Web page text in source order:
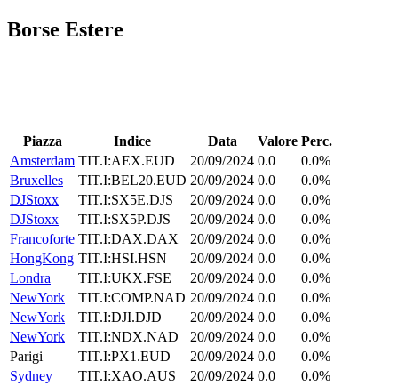
Borse Estere
Piazza Indice Data Valore Perc.
Amsterdam TIT.I:AEX.EUD 20/09/2024 0.0
0.0%
Bruxelles
TIT.I:BEL20.EUD 20/09/2024 0.0
0.0%
DJStoxx
TIT.I:SX5E.DJS 20/09/2024 0.0
0.0%
DJStoxx
TIT.I:SX5P.DJS 20/09/2024 0.0
0.0%
Francoforte TIT.I:DAX.DAX 20/09/2024 0.0
0.0%
HongKong TIT.I:HSI.HSN 20/09/2024 0.0
0.0%
Londra
TIT.I:UKX.FSE 20/09/2024 0.0
0.0%
NewYork
TIT.I:COMP.NAD 20/09/2024 0.0
0.0%
NewYork
TIT.I:DJI.DJD 20/09/2024 0.0
0.0%
NewYork
TIT.I:NDX.NAD 20/09/2024 0.0
0.0%
Parigi
TIT.I:PX1.EUD 20/09/2024 0.0
0.0%
Sydney
TIT.I:XAO.AUS 20/09/2024 0.0
0.0%